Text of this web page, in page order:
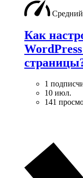
Средний
Как
1
10 июл.
141